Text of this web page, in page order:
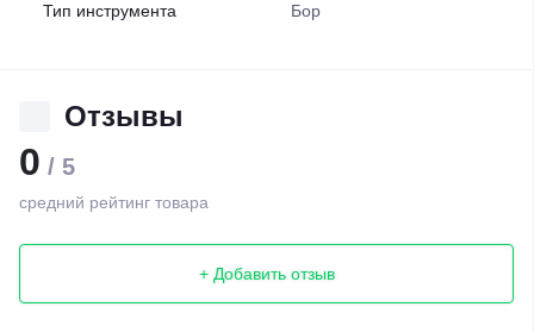
Тип инструмента Бор
Отзывы
0 / 5
средний рейтинг товара
+ Добавить отзыв